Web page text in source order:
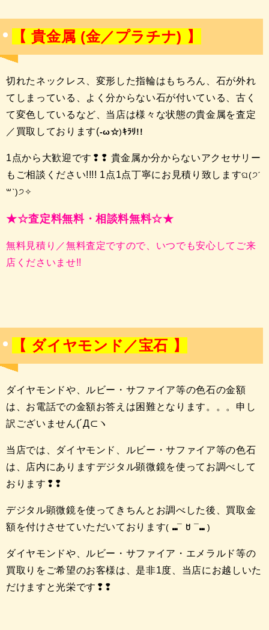
【 貴金属 (金／プラチナ) 】
切れたネックレス、変形した指輪はもちろん、石が外れ
てしまっている、よく分からない石が付いている、古く
て変色しているなど、当店は様々な状態の貴金属を査定
／買取しております(-ω☆)ｷﾗﾘ!!
1点から大歓迎です❢❢ 貴金属か分からないアクセサリー
もご相談ください!!!! 1点1点丁寧にお見積り致しますଘ(੭ˊ
꒳​ˋ)੭✧
★☆査定料無料・相談料無料☆★
無料見積り／無料査定ですので、いつでも安心してご来
店くださいませ!!
【 ダイヤモンド／宝石 】
ダイヤモンドや、ルビー・サファイア等の色石の金額
は、お電話での金額お答えは困難となります。。。申し
訳ございません(´Д⊂ヽ
当店では、ダイヤモンド、ルビー・サファイア等の色石
は、店内にありますデジタル顕微鏡を使ってお調べして
おります❢❢
デジタル顕微鏡を使ってきちんとお調べした後、買取金
額を付けさせていただいております( ⑉¯ ꇴ ¯⑉)
ダイヤモンドや、ルビー・サファイア・エメラルド等の
買取りをご希望のお客様は、是非1度、当店にお越しいた
だけますと光栄です❢❢